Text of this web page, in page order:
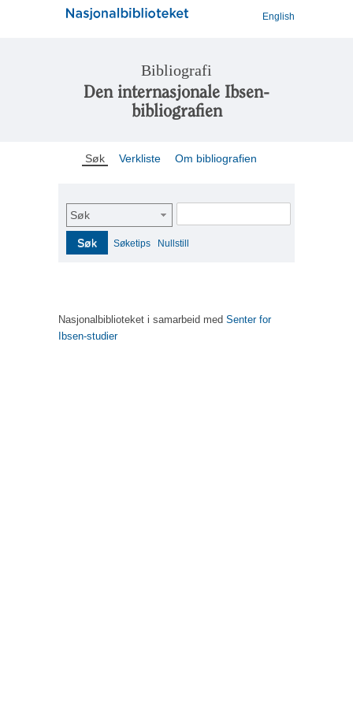
English
Bibliografi
Den internasjonale Ibsen-
bibliografien
Søk Verkliste Om bibliografien
Søk
Søk Søketips Nullstill
Nasjonalbiblioteket i samarbeid med Senter for
Ibsen-studier